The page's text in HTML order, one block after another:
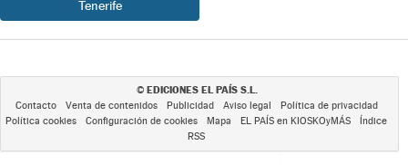
Tenerife
© EDICIONES EL PAÍS S.L.
Contacto Venta de contenidos Publicidad Aviso legal
Política de privacidad
Política cookies
Configuración de cookies Mapa EL PAÍS en KIOSKOyMÁS
Índice
RSS